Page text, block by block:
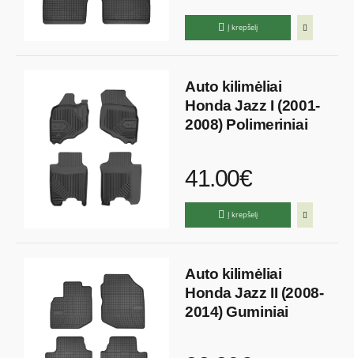
Į krepšelį
Auto kilimėliai
Honda Jazz I (2001-
2008) Polimeriniai
41.00€
Į krepšelį
Auto kilimėliai
Honda Jazz II (2008-
2014) Guminiai